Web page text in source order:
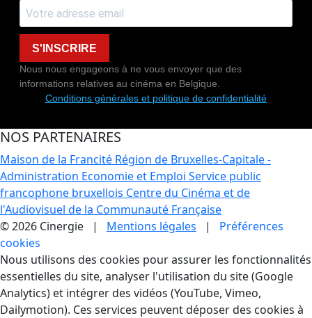
S'INSCRIRE
Nous nous engageons à ne vous envoyer que des
informations relatives au cinéma en Belgique.
Conditions générales et politique de confidentialité
NOS PARTENAIRES
Maison de la Francité Région de Bruxelles-Capitale -
Administration Economie et Emploi Service public
francophone bruxellois Centre du Cinéma et de
l'Audiovisuel de la Communauté Française
© 2026 Cinergie | Mentions légales | Préférences
cookies
Gestion des Cookies
Nous utilisons des cookies pour assurer les fonctionnalités
essentielles du site, analyser l'utilisation du site (Google
Analytics) et intégrer des vidéos (YouTube, Vimeo,
Dailymotion). Ces services peuvent déposer des cookies à